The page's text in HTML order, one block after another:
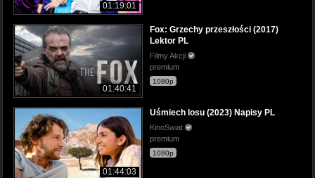
01:19:01
01:40:41
Fox: Grzechy przeszłości (2017)
Lektor PL
Filmy Akcji
premium
1080p
01:44:03
Uśmiech losu (2023) Napisy PL
KinoSwiat
premium
1080p